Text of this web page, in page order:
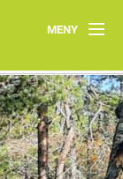
MENY
Hem
Om oss
Kontakta oss